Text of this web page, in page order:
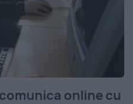
online cu